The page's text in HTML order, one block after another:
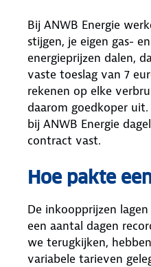
Bij ANWB Energie
stijgen, je eigen gas-
energieprijzen dalen,
vaste toeslag van 7
rekenen op elke
daarom goedkoper
bij ANWB Energie
contract vast.
Hoe pakte
De inkoopprijzen
een aantal dagen
we terugkijken,
variabele tarieven